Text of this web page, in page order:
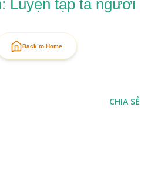
Luyện tập tả người
Back to Home
CHIA SẺ